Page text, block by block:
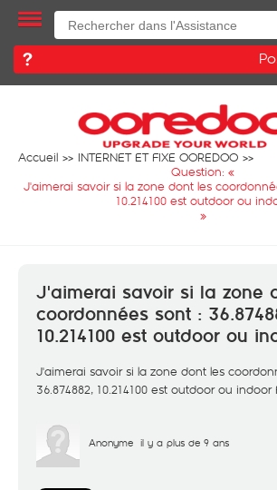
Accueil
INTERNET ET FIXE OOREDOO
Question: «
J'aimerai savoir si la zone dont les
10.214100 est outdoor ou
»
J'aimerai savoir si la zone
coordonnées sont :
10.214100 est outdoor ou
J'aimerai savoir si la zone dont les
36.874882, 10.214100 est outdoor ou indoor
Anonyme il y a plus de 9 ans